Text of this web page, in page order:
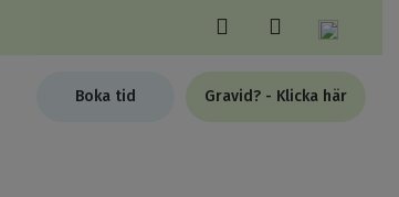
Boka tid Gravid? - Klicka här